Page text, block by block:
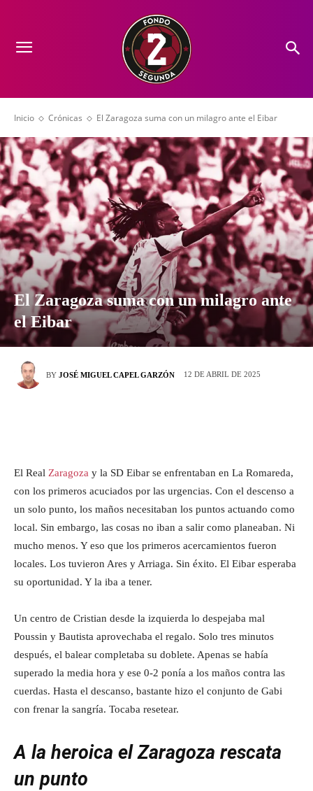
Inicio Crónicas El Zaragoza suma con un milagro ante el Eibar
El Zaragoza suma con un milagro ante
el Eibar
BY JOSÉ MIGUEL CAPEL GARZÓN 12 DE ABRIL DE 2025
El Real Zaragoza y la SD Eibar se enfrentaban en La Romareda,
con los primeros acuciados por las urgencias. Con el descenso a
un solo punto, los maños necesitaban los puntos actuando como
local. Sin embargo, las cosas no iban a salir como planeaban. Ni
mucho menos. Y eso que los primeros acercamientos fueron
locales. Los tuvieron Ares y Arriaga. Sin éxito. El Eibar esperaba
su oportunidad. Y la iba a tener.
Un centro de Cristian desde la izquierda lo despejaba mal
Poussin y Bautista aprovechaba el regalo. Solo tres minutos
después, el balear completaba su doblete. Apenas se había
superado la media hora y ese 0-2 ponía a los maños contra las
cuerdas. Hasta el descanso, bastante hizo el conjunto de Gabi
con frenar la sangría. Tocaba resetear.
A la heroica el Zaragoza rescata
un punto